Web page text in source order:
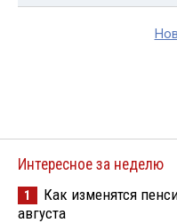
Интересное за неделю
1
Как изменятся
августа